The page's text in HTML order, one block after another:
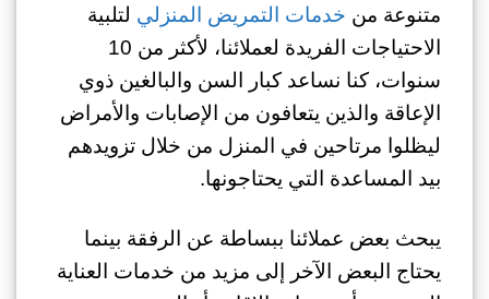
متنوعة من خدمات التمريض المنزلي لتلبية
الاحتياجات الفريدة لعملائنا، لأكثر من 10
سنوات، كنا نساعد كبار السن والبالغين ذوي
الإعاقة والذين يتعافون من الإصابات والأمراض
ليظلوا مرتاحين في المنزل من خلال تزويدهم
بيد المساعدة التي يحتاجونها.
يبحث بعض عملائنا ببساطة عن الرفقة بينما
يحتاج البعض الآخر إلى مزيد من خدمات العناية